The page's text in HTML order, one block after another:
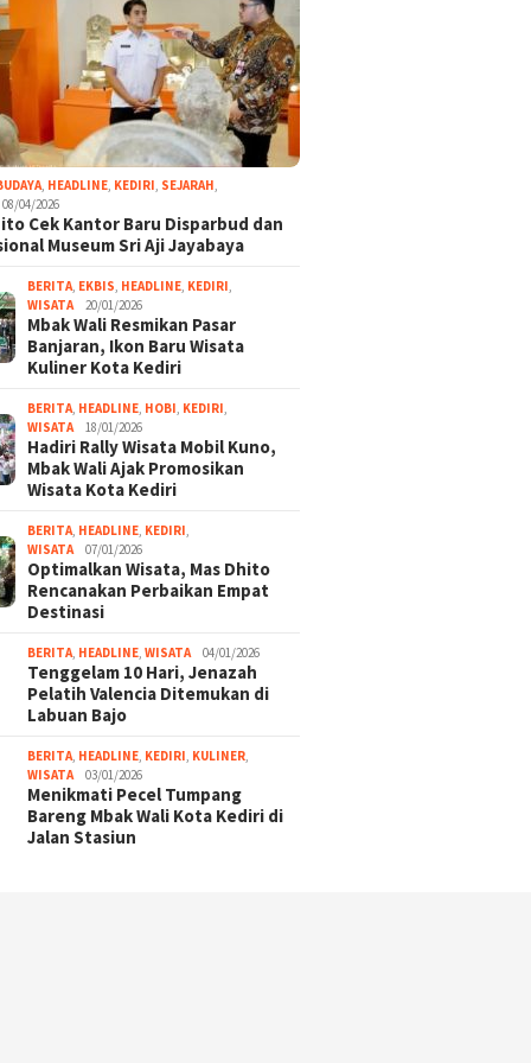
, HEADLINE, KEDIRI, SEJARAH,
08/04/2026
Cek Kantor Baru Disparbud dan
Museum Sri Aji Jayabaya
BERITA, EKBIS, HEADLINE, KEDIRI,
WISATA
20/01/2026
Mbak Wali Resmikan Pasar
Banjaran, Ikon Baru Wisata
Kuliner Kota Kediri
BERITA, HEADLINE, HOBI, KEDIRI,
WISATA
18/01/2026
Hadiri Rally Wisata Mobil Kuno,
Mbak Wali Ajak Promosikan
Wisata Kota Kediri
BERITA, HEADLINE, KEDIRI,
WISATA
07/01/2026
Optimalkan Wisata, Mas Dhito
Rencanakan Perbaikan Empat
Destinasi
BERITA, HEADLINE,WISATA 04/01/2026
Tenggelam 10 Hari, Jenazah
Pelatih Valencia Ditemukan di
Labuan Bajo
BERITA, HEADLINE, KEDIRI, KULINER,
WISATA
03/01/2026
Menikmati Pecel Tumpang
Bareng Mbak Wali Kota Kediri di
Jalan Stasiun